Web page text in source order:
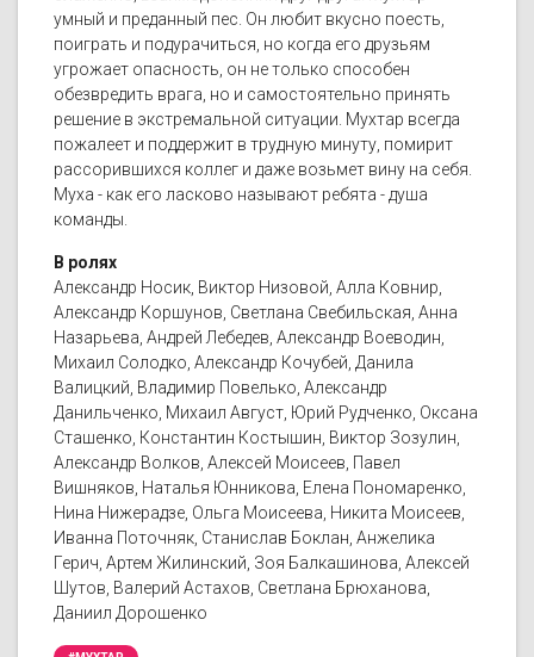
умный и преданный пес. Он любит вкусно поесть,
поиграть и подурачиться, но когда его друзьям
угрожает опасность, он не только способен
обезвредить врага, но и самостоятельно принять
решение в экстремальной ситуации. Мухтар всегда
пожалеет и поддержит в трудную минуту, помирит
рассорившихся коллег и даже возьмет вину на себя.
Муха - как его ласково называют ребята - душа
команды.
В ролях
Александр Носик, Виктор Низовой, Алла Ковнир,
Александр Коршунов, Светлана Свебильская, Анна
Назарьева, Андрей Лебедев, Александр Воеводин,
Михаил Солодко, Александр Кочубей, Данила
Валицкий, Владимир Повелько, Александр
Данильченко, Михаил Август, Юрий Рудченко, Оксана
Сташенко, Константин Костышин, Виктор Зозулин,
Александр Волков, Алексей Моисеев, Павел
Вишняков, Наталья Юнникова, Елена Пономаренко,
Нина Нижерадзе, Ольга Моисеева, Никита Моисеев,
Иванна Поточняк, Станислав Боклан, Анжелика
Герич, Артем Жилинский, Зоя Балкашинова, Алексей
Шутов, Валерий Астахов, Светлана Брюханова,
Даниил Дорошенко